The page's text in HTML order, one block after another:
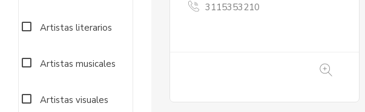
Artistas literarios
Artistas musicales
Artistas visuales
3115353210